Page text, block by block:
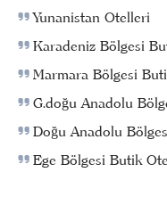
Yunanistan Otelleri
Karadeniz Bölgesi
Marmara Bölgesi
G.doğu Anadolu
Doğu Anadolu
Ege Bölgesi Butik